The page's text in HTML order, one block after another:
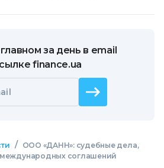
за день в email
finance.ua
/
ООО «ДАНН»: судебные дела,
соглашений